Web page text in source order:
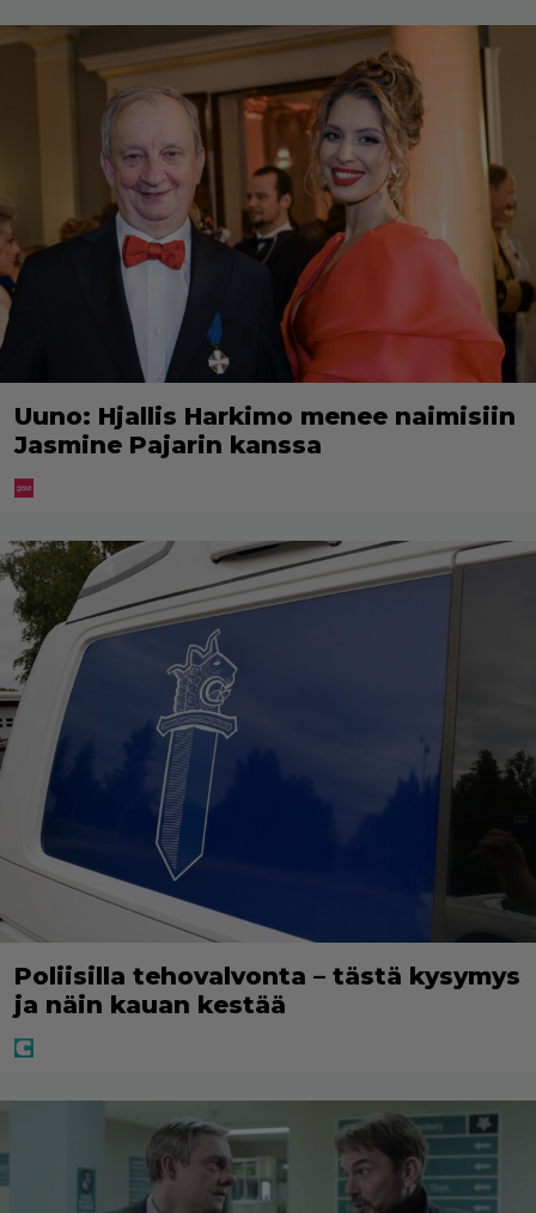
Uuno: Hjallis Harkimo menee naimisiin
Jasmine Pajarin kanssa
Poliisilla tehovalvonta – tästä kysymys
ja näin kauan kestää